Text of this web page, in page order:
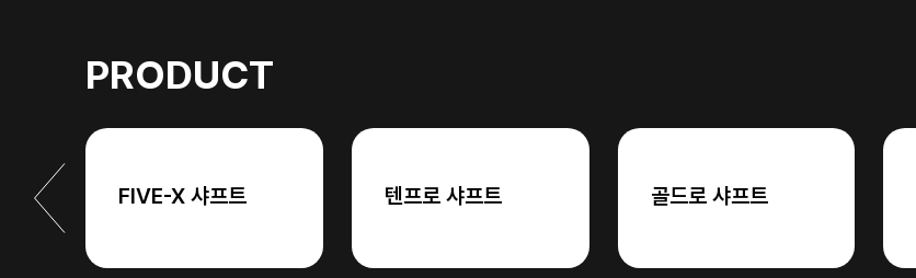
PRODUCT
FIVE-X 샤프트 텐프로 샤프트 골드로 샤프트